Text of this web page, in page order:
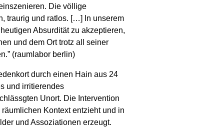
Die völlige
traurig und ratlos. […] In unserem
Absurdität zu akzeptieren,
und dem Ort trotz all seiner
(raumlabor berlin)
durch einen Hain aus 24
und irritierendes
Unort. Die Intervention
Kontext entzieht und in
und Assoziationen erzeugt.